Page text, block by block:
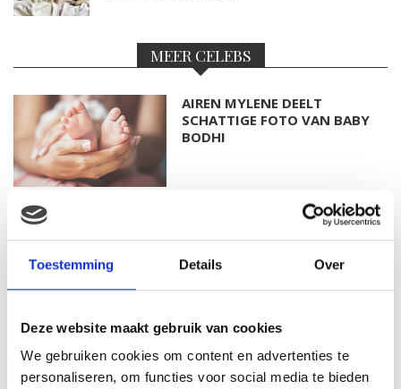
Toestemming Details Over
Deze website maakt gebruik van cookies
We gebruiken cookies om content en advertenties te
personaliseren, om functies voor social media te bieden
MEER CELEBS
AIREN MYLENE DEELT
SCHATTIGE FOTO VAN BABY
BODHI
FOTO: SAAR KONINGSBERGER
MET DOCHTERTJE SCOTTIE
GEZINSFOTO MET HAAR
MANNEN